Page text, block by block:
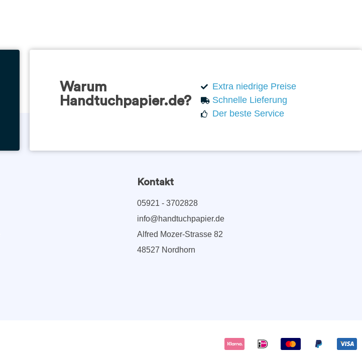
Warum
Handtuchpapier.de?
Extra niedrige Preise
Schnelle Lieferung
Der beste Service
Kontakt
05921 - 3702828
info@handtuchpapier.de
Alfred Mozer-Strasse 82
48527 Nordhorn